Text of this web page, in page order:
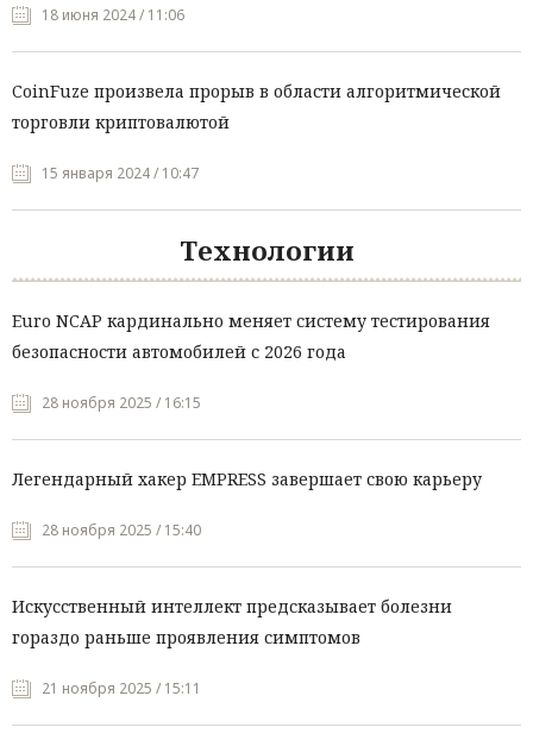
18 июня 2024 / 11:06
CoinFuze произвела прорыв в области алгоритмической
торговли криптовалютой
15 января 2024 / 10:47
Технологии
Euro NCAP кардинально меняет систему тестирования
безопасности автомобилей с 2026 года
28 ноября 2025 / 16:15
Легендарный хакер EMPRESS завершает свою карьеру
28 ноября 2025 / 15:40
Искусственный интеллект предсказывает болезни
гораздо раньше проявления симптомов
21 ноября 2025 / 15:11